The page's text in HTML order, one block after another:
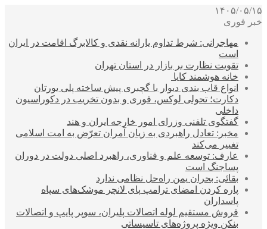
۱۴۰۵/۰۵/۱۵
خبر فوری
مهاجرانی: شرط تداوم یارانه نقدی و کالابرگ اقامت در ایران
است
تقویت نظارت بر بازار در استان تهران
خانه هوشمند کایا
انواع قاب بندی دیوار با گچبری پیش ساخته پلی یورتان
دکارت؛ تحولی لوکس، فوری و بدون تخریب در دکوراسیون
داخلی
گفتگوی تلفنی وزرای امور خارجه ایران و هند
مخبر: تعادل راهبردی به زیان آمران تعرّض به امت اسلامی
تغییر می‌کند
عارف: توسعه علم و فناوری، راهبرد اصلی دولت در دوران
پساجنگ است
بقائی: بحران یمن راه‌حل نظامی ندارد
پاره کردن امضای ترامپ پای لانچر موشک‌های سپاه
پاسداران
فروش مستقیم لوله اتصالات پلیران، سوپر پایپ و اتصالات
بنکن ویژه پروژه‌های تاسیساتی